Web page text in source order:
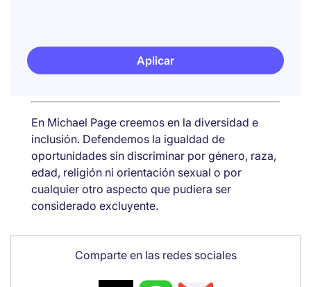
Aplicar
En Michael Page creemos en la diversidad e
inclusión. Defendemos la igualdad de
oportunidades sin discriminar por género, raza,
edad, religión ni orientación sexual o por
cualquier otro aspecto que pudiera ser
considerado excluyente.
Comparte en las redes sociales